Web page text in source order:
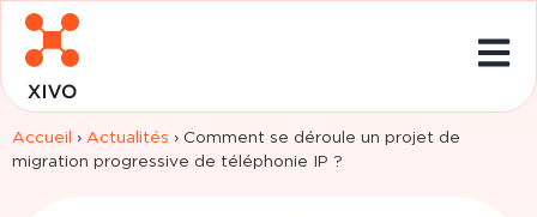
Accueil › Actualités › Comment se déroule un projet de
migration progressive de téléphonie IP ?